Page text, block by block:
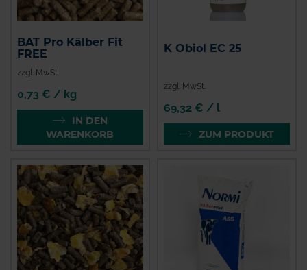
BAT Pro Kälber Fit
FREE
zzgl. MwSt.
0,73 € / kg
IN DEN
WARENKORB
K Obiol EC 25
zzgl. MwSt.
69,32 € / l
ZUM PRODUKT